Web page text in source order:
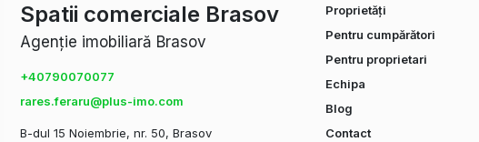
Spatii comerciale Brasov
Agenție imobiliară Brasov
+40790070077
rares.feraru@plus-imo.com
B-dul 15 Noiembrie, nr. 50, Brasov
Proprietăți
Pentru cumpărători
Pentru proprietari
Echipa
Blog
Contact